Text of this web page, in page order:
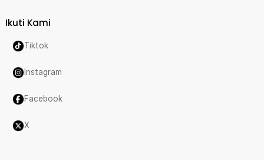
Ikuti Kami
Tiktok
Instagram
Facebook
X